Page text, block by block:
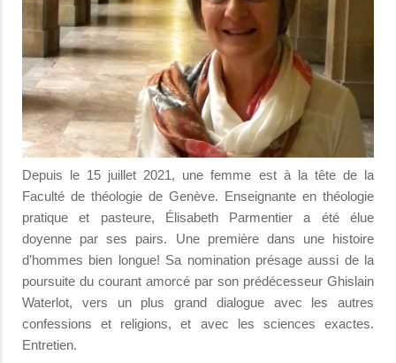
Depuis le 15 juillet 2021, une femme est à la tête de la
Faculté de théologie de Genève. Enseignante en théologie
pratique et pasteure, Élisabeth Parmentier a été élue
doyenne par ses pairs. Une première dans une histoire
d’hommes bien longue! Sa nomination présage aussi de la
poursuite du courant amorcé par son prédécesseur Ghislain
Waterlot, vers un plus grand dialogue avec les autres
confessions et religions, et avec les sciences exactes.
Entretien.